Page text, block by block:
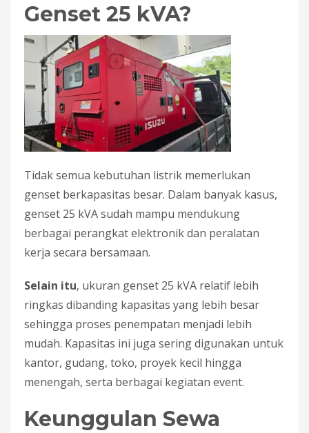
Genset 25 kVA?
Tidak semua kebutuhan listrik memerlukan
genset berkapasitas besar. Dalam banyak kasus,
genset 25 kVA sudah mampu mendukung
berbagai perangkat elektronik dan peralatan
kerja secara bersamaan.
Selain itu, ukuran genset 25 kVA relatif lebih
ringkas dibanding kapasitas yang lebih besar
sehingga proses penempatan menjadi lebih
mudah. Kapasitas ini juga sering digunakan untuk
kantor, gudang, toko, proyek kecil hingga
menengah, serta berbagai kegiatan event.
Keunggulan Sewa